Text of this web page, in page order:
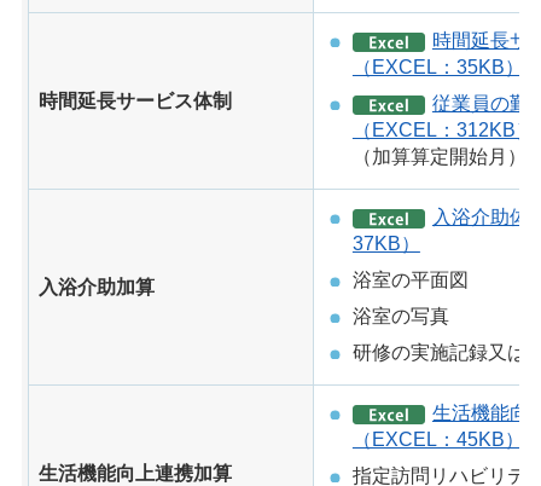
時間延長サービス体制
時間延長サ
（EXCEL：35KB）
従業員の勤
（EXCEL：312KB）
（加算算定開始月）
入浴介助加算
入浴介助体
37KB）
浴室の平面図
浴室の写真
研修の実施記録又は
生活機能向上連携加算
生活機能向
（EXCEL：45KB）
指定訪問リハビリテ